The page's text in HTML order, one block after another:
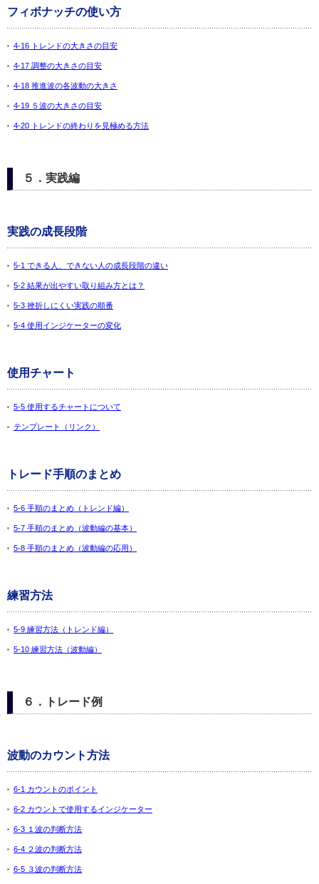
フィボナッチの使い方
4-16 トレンドの大きさの目安
4-17 調整の大きさの目安
4-18 推進波の各波動の大きさ
4-19 ５波の大きさの目安
4-20 トレンドの終わりを見極める方法
５．実践編
実践の成長段階
5-1 できる人、できない人の成長段階の違い
5-2 結果が出やすい取り組み方とは？
5-3 挫折しにくい実践の順番
5-4 使用インジケーターの変化
使用チャート
5-5 使用するチャートについて
テンプレート（リンク）
トレード手順のまとめ
5-6 手順のまとめ（トレンド編）
5-7 手順のまとめ（波動編の基本）
5-8 手順のまとめ（波動編の応用）
練習方法
5-9 練習方法（トレンド編）
5-10 練習方法（波動編）
６．トレード例
波動のカウント方法
6-1 カウントのポイント
6-2 カウントで使用するインジケーター
6-3 １波の判断方法
6-4 ２波の判断方法
6-5 ３波の判断方法